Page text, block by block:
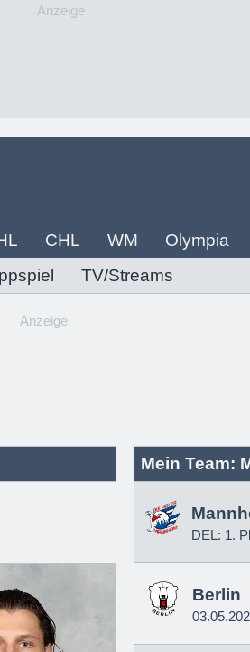
Anzeige
CHL WM
Olympia
TV/Streams
Anzeige
Mein Team:
DEL: 1.
Berlin